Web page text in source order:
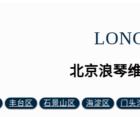
北京浪琴
丰台区 石景山区 海淀区 门头